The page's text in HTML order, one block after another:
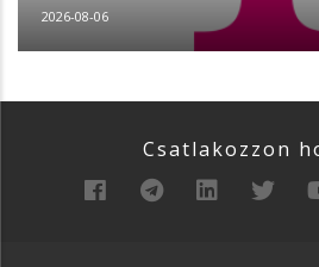
2026-08-06
Csatlakozzon